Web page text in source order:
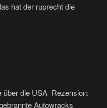
hat der ruprecht die
über die USA Rezension:
Autowracks